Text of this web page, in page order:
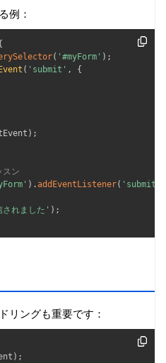
例：
( '#myForm' ) ;
Event ( 'submit' ,
{
) ;
ン
) .addEventListener( 'submit'
されました' ) ;
リングも重要です：
) ;